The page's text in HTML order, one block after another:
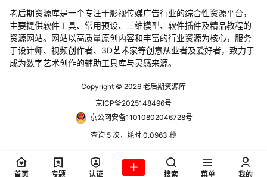
老后期资源库是一个专注于影视传媒广告行业的综合性资源平台，
主要提供软件工具、常用预设、三维模型、软件插件及精品教程的
资源网站。网站以高质量原创内容和丰富的行业资源为核心，服务
于设计师、视频创作者、3D艺术家等创意从业者及爱好者，致力于
成为数字艺术创作的辅助工具库与灵感来源。
Copyright © 2026 老后期资源库
京ICP备2025148496号
京公网安备11010802046728号
查询 5 次，耗时 0.0963 秒
首页 专题 认证 搜索 菜单 我的